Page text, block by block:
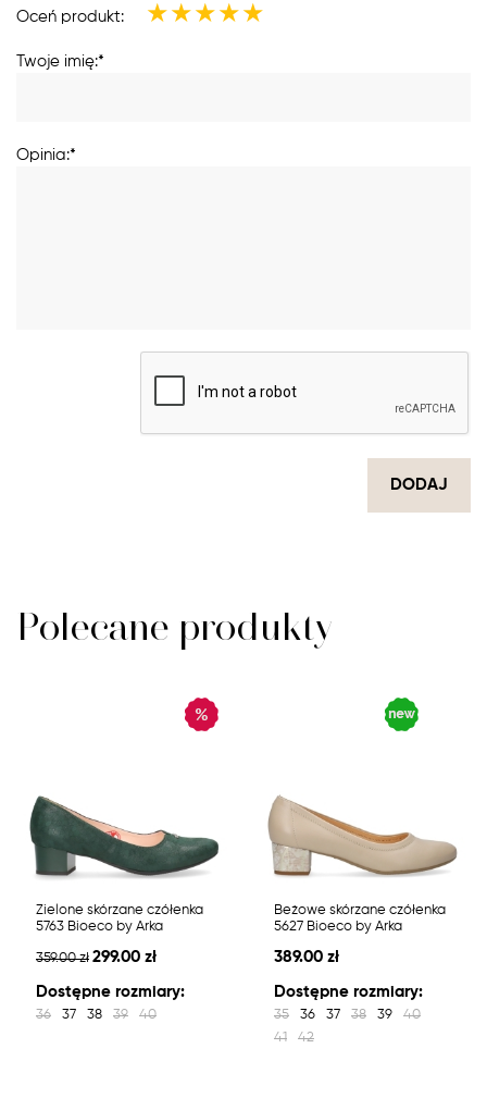
Oceń produkt: ★★★★★
Twoje imię:*
Opinia:*
DODAJ
Polecane produkty
Zielone skórzane czółenka
5763 Bioeco by Arka
359.00 zł 299.00 zł
Dostępne rozmiary:
36 37 38 39 40
Beżowe skórzane czółenka
5627 Bioeco by Arka
389.00 zł
Dostępne rozmiary:
35 36 37 38 39
40
41
42